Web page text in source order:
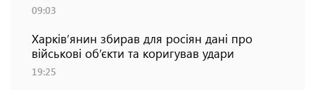
09:03
Харків’янин збирав для росіян дані про
військові об’єкти та коригував удари
19:25